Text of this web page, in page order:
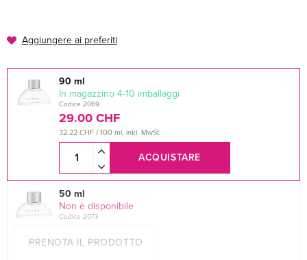
Aggiungere ai preferiti
90 ml
In magazzino 4-10 imballaggi
Codice 2069
29.00 CHF
32.22 CHF / 100 ml, inkl. MwSt.
ACQUISTARE
50 ml
Non è disponibile
Codice 2073
PRENOTA IL PRODOTTO